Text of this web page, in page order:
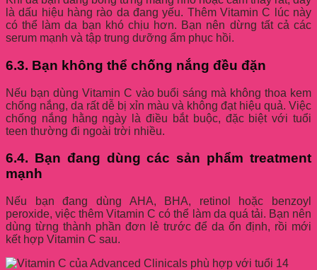
là dấu hiệu hàng rào da đang yếu. Thêm Vitamin C lúc này
có thể làm da bạn khó chịu hơn. Bạn nên dừng tất cả các
serum mạnh và tập trung dưỡng ẩm phục hồi.
6.3. Bạn không thể chống nắng đều đặn
Nếu bạn dùng Vitamin C vào buổi sáng mà không thoa kem
chống nắng, da rất dễ bị xỉn màu và không đạt hiệu quả. Việc
chống nắng hằng ngày là điều bắt buộc, đặc biệt với tuổi
teen thường đi ngoài trời nhiều.
6.4. Bạn đang dùng các sản phẩm treatment
mạnh
Nếu bạn đang dùng AHA, BHA, retinol hoặc benzoyl
peroxide, việc thêm Vitamin C có thể làm da quá tải. Bạn nên
dùng từng thành phần đơn lẻ trước để da ổn định, rồi mới
kết hợp Vitamin C sau.